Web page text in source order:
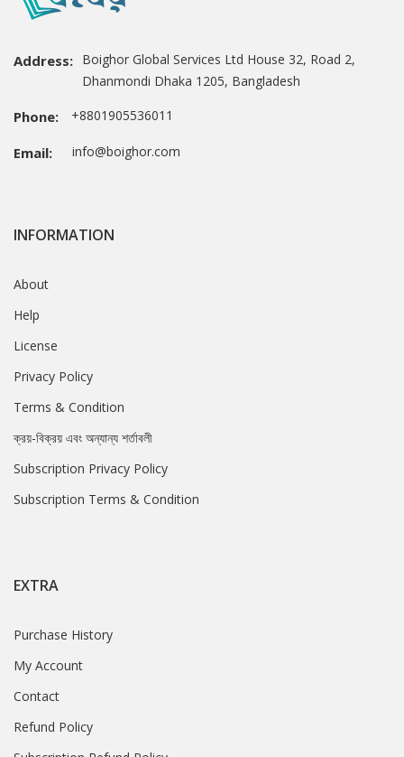
Address: Boighor Global Services Ltd House 32, Road 2,
Dhanmondi Dhaka 1205, Bangladesh
Phone: +8801905536011
Email: info@boighor.com
INFORMATION
About
Help
License
Privacy Policy
Terms & Condition
ক্রয়-বিক্রয় এবং অন্যান্য শর্তাবলী
Subscription Privacy Policy
Subscription Terms & Condition
EXTRA
Purchase History
My Account
Contact
Refund Policy